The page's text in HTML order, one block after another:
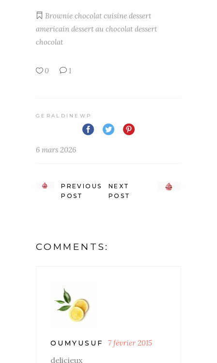
Brownie chocolat cuisine dessert
americain dessert au chocolat dessert
chocolat
0 1
GERALDINEWP
6 mars 2026
PREVIOUS
POST
NEXT
POST
COMMENTS:
OUMYUSUF 7 février 2015
delicieux